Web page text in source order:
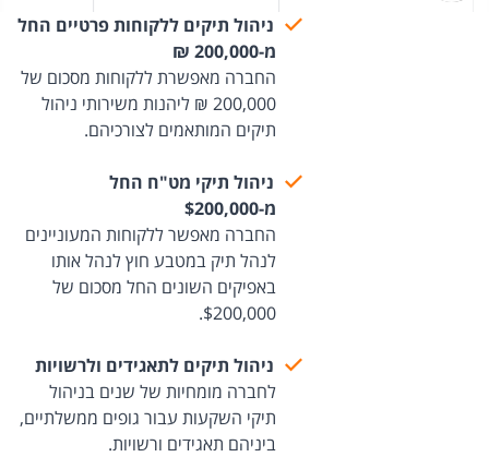
ניהול תיקים ללקוחות פרטיים החל
מ-200,000 ₪
החברה מאפשרת ללקוחות מסכום של
200,000 ₪ ליהנות משירותי ניהול
תיקים המותאמים לצורכיהם.
ניהול תיקי מט"ח החל
מ-$200,000
החברה מאפשר ללקוחות המעוניינים
לנהל תיק במטבע חוץ לנהל אותו
באפיקים השונים החל מסכום של
$200,000.
ניהול תיקים לתאגידים ולרשויות
לחברה מומחיות של שנים בניהול
תיקי השקעות עבור גופים ממשלתיים,
ביניהם תאגידים ורשויות.